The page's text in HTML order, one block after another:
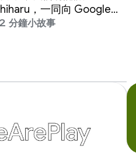
，一同向 Google
開發人員致敬。
2 分鐘小故事